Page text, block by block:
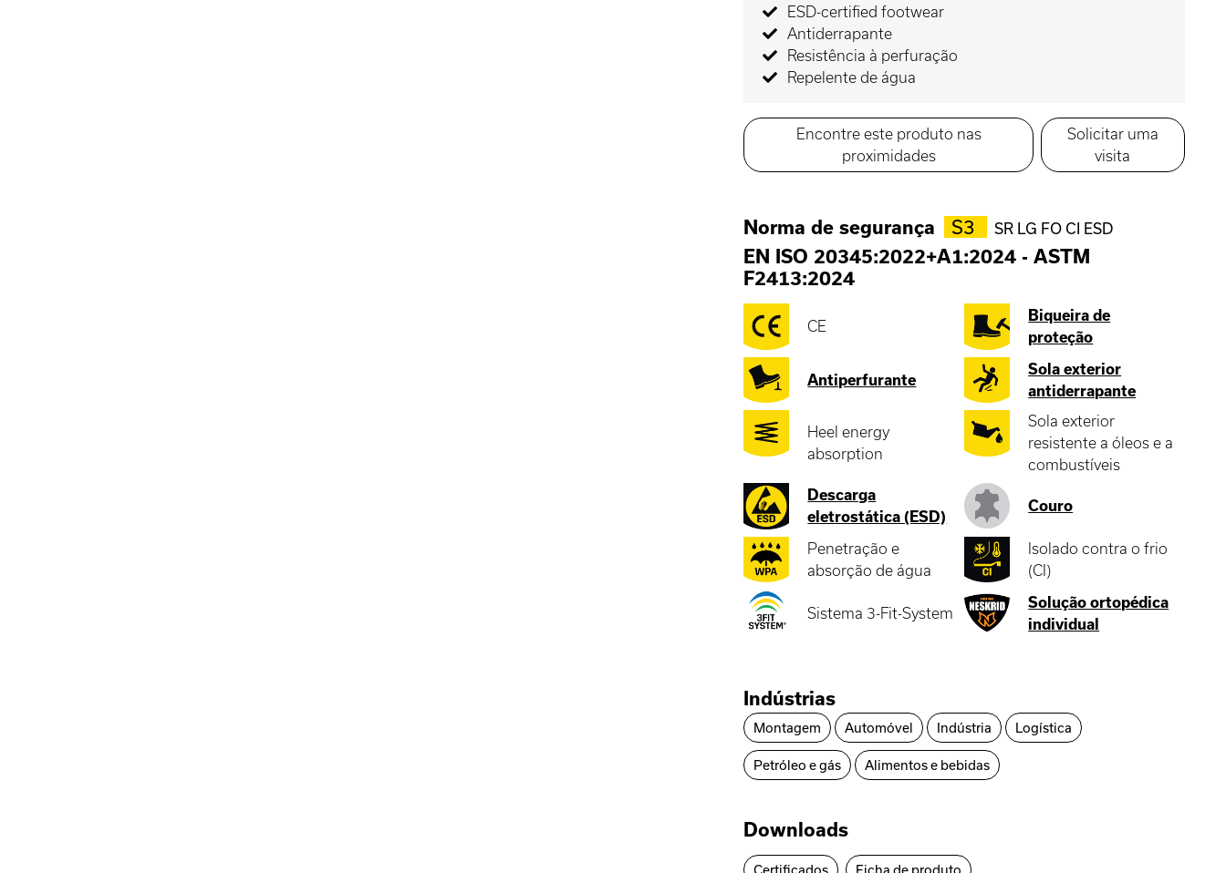
ESD-certified footwear
Antiderrapante
Resistência à perfuração
Repelente de água
Encontre este produto nas
proximidades
Solicitar uma
visita
Norma de segurança S3 SR LG FO CI ESD
EN ISO 20345:2022+A1:2024 -ASTM
F2413:2024
CE
Biqueira de
proteção
Antiperfurante
Sola exterior
antiderrapante
Heel energy
absorption
Sola exterior
resistente a óleos e a
combustíveis
Descarga
eletrostática (ESD)
Couro
Penetração e
absorção de água
Isolado contra o frio
(CI)
Sistema 3-Fit-System
Solução ortopédica
individual
Indústrias
Montagem Automóvel Indústria Logística
Petróleo e gás Alimentos e bebidas
Downloads